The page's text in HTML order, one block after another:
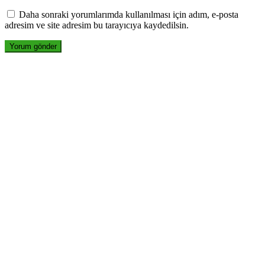
Daha sonraki yorumlarımda kullanılması için adım, e-posta
adresim ve site adresim bu tarayıcıya kaydedilsin.